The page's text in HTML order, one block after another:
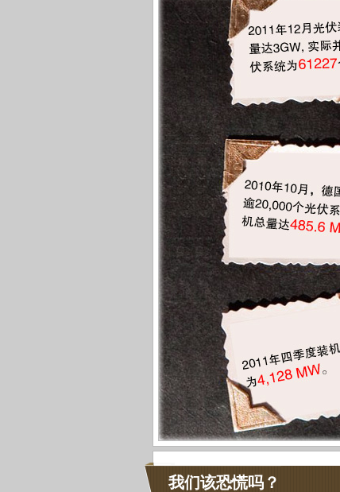
我们该恐慌吗？